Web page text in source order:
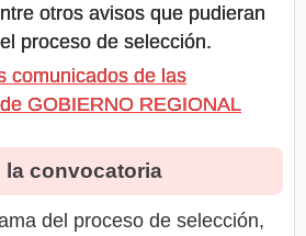
otros avisos que pudieran
proceso de selección.
comunicados de las
GOBIERNO REGIONAL
la convocatoria
del proceso de selección,